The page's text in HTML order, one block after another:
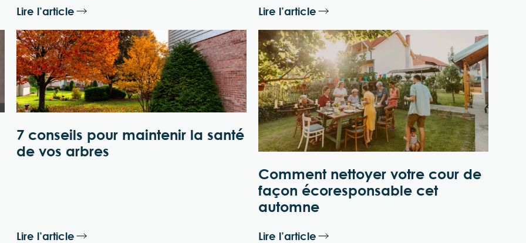
Lire l’article Lire l’article
7 conseils pour maintenir la santé
de vos arbres
Lire l’article
Comment nettoyer votre cour de
façon écoresponsable cet
automne
Lire l’article